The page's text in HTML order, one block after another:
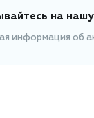
на
информация об